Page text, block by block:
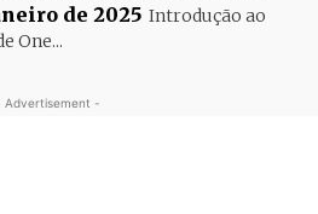
de 2025 Introdução ao
One...
Advertisement -